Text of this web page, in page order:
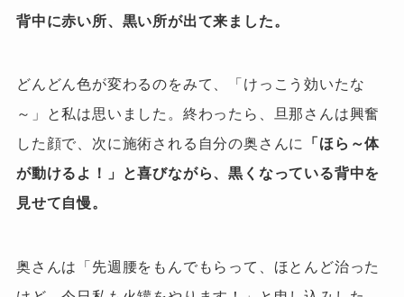
背中に赤い所、黒い所が出て来ました。
どんどん色が変わるのをみて、「けっこう効いたな
～」と私は思いました。終わったら、旦那さんは興奮
した顔で、次に施術される自分の奥さんに
「ほら～体
が動けるよ！」と喜びながら、黒くなっている背中を
見せて自慢。
奥さんは「先週腰をもんでもらって、ほとんど治った